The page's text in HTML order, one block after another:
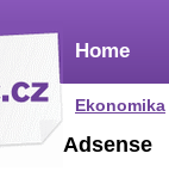
Home
Ekonomika
Adsense